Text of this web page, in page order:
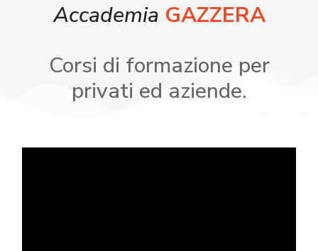
Accademia GAZZERA
Corsi di formazione per
privati ed aziende.